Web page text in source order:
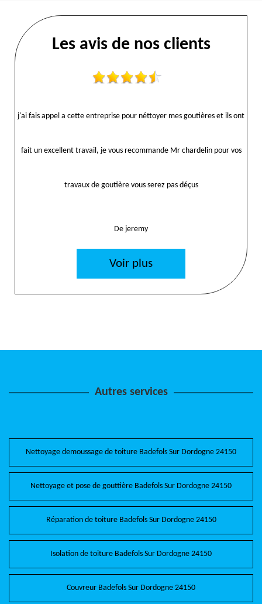
Les avis de nos clients
j'ai fais appel a cette entreprise pour néttoyer mes goutières et ils ont
fait un excellent travail, je vous recommande Mr chardelin pour vos
travaux de goutière vous serez pas déçus
De jeremy
Voir plus
Autres services
Nettoyage demoussage de toiture Badefols Sur Dordogne 24150
Nettoyage et pose de gouttière Badefols Sur Dordogne 24150
Réparation de toiture Badefols Sur Dordogne 24150
Isolation de toiture Badefols Sur Dordogne 24150
Couvreur Badefols Sur Dordogne 24150